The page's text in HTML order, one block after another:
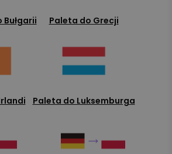
Paleta do Grecji
Paleta do Luksemburga